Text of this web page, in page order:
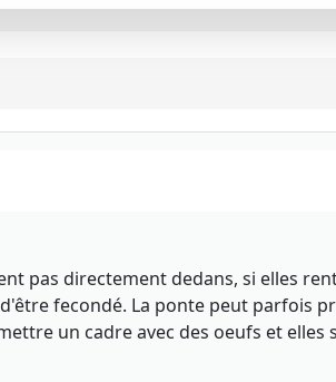
pas directement dedans, si elles
fecondé. La ponte peut parfois
un cadre avec des oeufs et elles